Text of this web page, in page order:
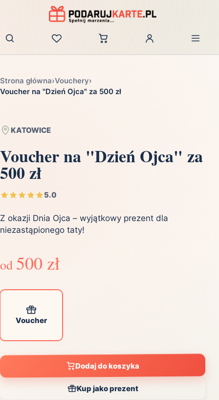
Zaloguj
Strona główna›Vouchery›
Voucher na "Dzień Ojca" za 500 zł
KATOWICE
Voucher na "Dzień Ojca" za
500 zł
5.0
Z okazji Dnia Ojca – wyjątkowy prezent dla
niezastąpionego taty!
od 500 zł
Voucher
Dodaj do koszyka
Kup jako prezent